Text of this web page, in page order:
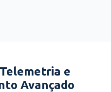
e
Avançado